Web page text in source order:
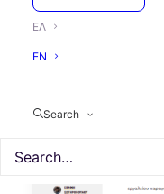
ΕΛ
EN
Search